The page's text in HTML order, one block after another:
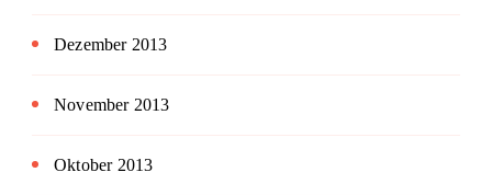
Dezember 2013
November 2013
Oktober 2013